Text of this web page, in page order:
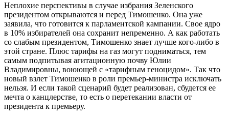
Неплохие перспективы в случае избрания Зеленского
президентом открываются и перед Тимошенко. Она уже
заявила, что готовится к парламентской кампании. Свое ядро
в 10% избирателей она сохранит непременно. А как работать
со слабым президентом, Тимошенко знает лучше кого-либо в
этой стране. Плюс тарифы на газ могут подниматься, тем
самым подпитывая агитационную почву Юлии
Владимировны, воюющей с «тарифным геноцидом». Так что
новый взлет Тимошенко в роли премьер-министра исключать
нельзя. И если такой сценарий будет реализован, сбудется ее
мечта о канцлерстве, то есть о перетекании власти от
президента к премьеру.